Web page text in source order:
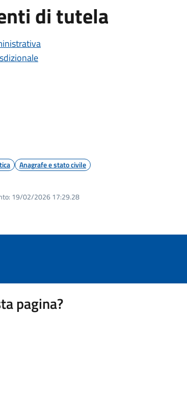
di tutela
Anagrafe e stato civile
19/02/2026 17:29.28
pagina?